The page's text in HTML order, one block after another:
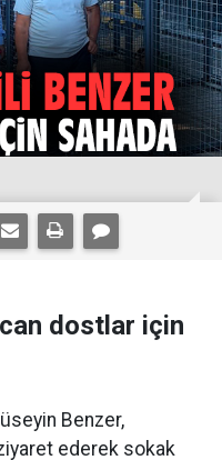
dostlar için
Benzer,
ederek sokak